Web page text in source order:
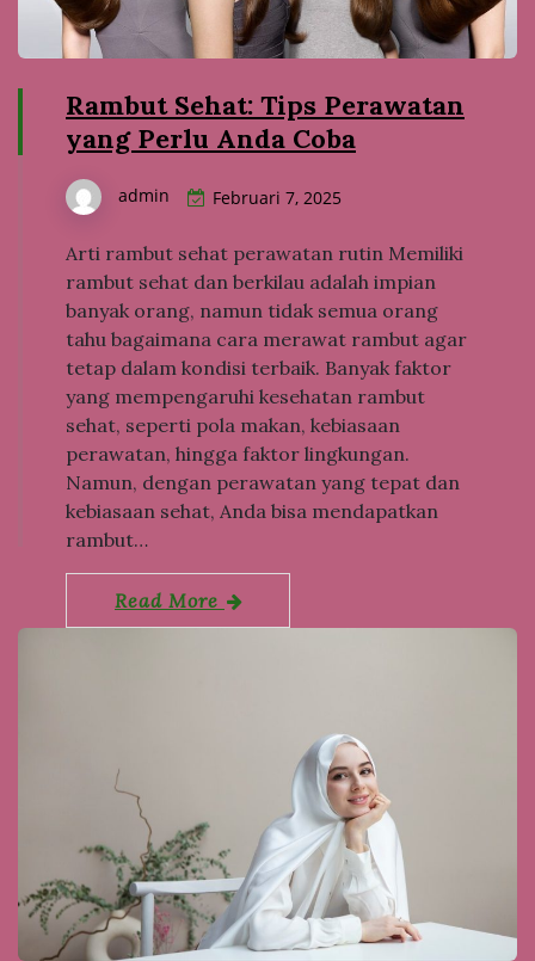
Rambut Sehat: Tips Perawatan
yang Perlu Anda Coba
admin Februari 7, 2025
Arti rambut sehat perawatan rutin Memiliki
rambut sehat dan berkilau adalah impian
banyak orang, namun tidak semua orang
tahu bagaimana cara merawat rambut agar
tetap dalam kondisi terbaik. Banyak faktor
yang mempengaruhi kesehatan rambut
sehat, seperti pola makan, kebiasaan
perawatan, hingga faktor lingkungan.
Namun, dengan perawatan yang tepat dan
kebiasaan sehat, Anda bisa mendapatkan
rambut…
Read More